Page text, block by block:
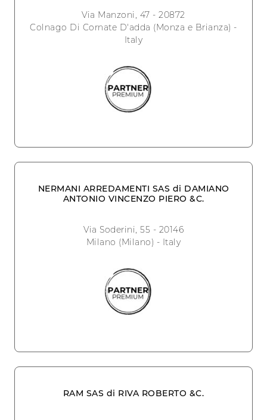
Via Manzoni, 47 - 20872
Colnago Di Cornate D'adda (Monza e Brianza) -
Italy
NERMANI ARREDAMENTI SAS di DAMIANO
ANTONIO VINCENZO PIERO &C.
Via Soderini, 55 - 20146
Milano (Milano) - Italy
RAM SAS di RIVA ROBERTO &C.